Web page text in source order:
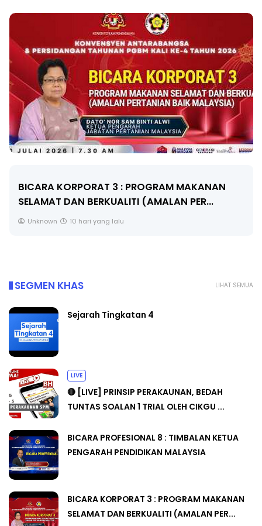
BICARA KORPORAT 3 : PROGRAM MAKANAN
SELAMAT DAN BERKUALITI (AMALAN PER...
Unknown 10 hari yang lalu
LIHAT SEMUA
SEGMEN KHAS
Sejarah Tingkatan 4
LIVE
🔴 [LIVE] PRINSIP PERAKAUNAN, BEDAH
TUNTAS SOALAN 1 TRIAL OLEH CIKGU ...
BICARA PROFESIONAL 8 : TIMBALAN KETUA
PENGARAH PENDIDIKAN MALAYSIA
BICARA KORPORAT 3 : PROGRAM MAKANAN
SELAMAT DAN BERKUALITI (AMALAN PER...